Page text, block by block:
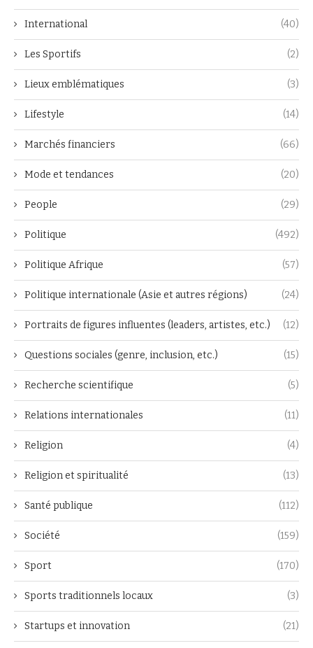
International (40)
Les Sportifs (2)
Lieux emblématiques (3)
Lifestyle (14)
Marchés financiers (66)
Mode et tendances (20)
People (29)
Politique (492)
Politique Afrique (57)
Politique internationale (Asie et autres régions) (24)
Portraits de figures influentes (leaders, artistes, etc.) (12)
Questions sociales (genre, inclusion, etc.) (15)
Recherche scientifique (5)
Relations internationales (11)
Religion (4)
Religion et spiritualité (13)
Santé publique (112)
Société (159)
Sport (170)
Sports traditionnels locaux (3)
Startups et innovation (21)